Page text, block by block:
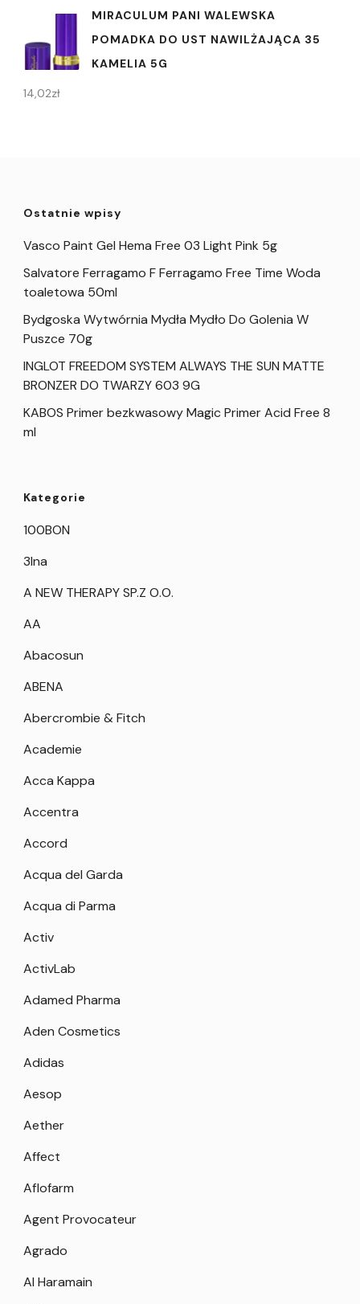
MIRACULUM PANI WALEWSKA
POMADKA DO UST NAWILŻAJĄCA 35
KAMELIA 5G
14,02zł
Ostatnie wpisy
Vasco Paint Gel Hema Free 03 Light Pink 5g
Salvatore Ferragamo F Ferragamo Free Time Woda
toaletowa 50ml
Bydgoska Wytwórnia Mydła Mydło Do Golenia W
Puszce 70g
INGLOT FREEDOM SYSTEM ALWAYS THE SUN MATTE
BRONZER DO TWARZY 603 9G
KABOS Primer bezkwasowy Magic Primer Acid Free 8
ml
Kategorie
100BON
3Ina
A NEW THERAPY SP.Z O.O.
AA
Abacosun
ABENA
Abercrombie & Fitch
Academie
Acca Kappa
Accentra
Accord
Acqua del Garda
Acqua di Parma
Activ
ActivLab
Adamed Pharma
Aden Cosmetics
Adidas
Aesop
Aether
Affect
Aflofarm
Agent Provocateur
Agrado
Al Haramain